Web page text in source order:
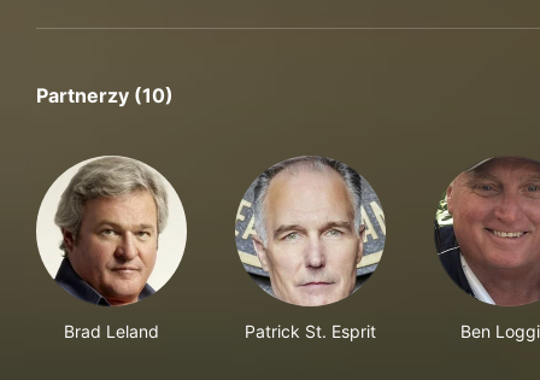
Partnerzy (10)
Brad Leland Patrick St. Esprit Ben